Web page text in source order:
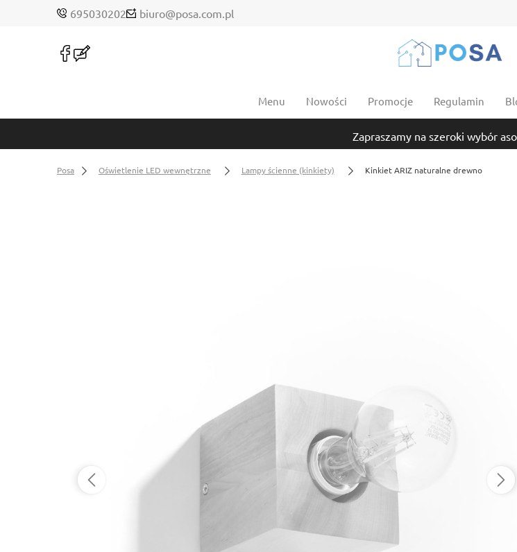
695030202 biuro@posa.com.pl
Menu Nowości Promocje Regulamin
Zapraszamy na szeroki wybór
Posa Oświetlenie LED wewnętrzne Lampy ścienne (kinkiety) Kinkiet ARIZ naturalne drewno
tymczasowo niedostępny Dostępność: tymczasowo